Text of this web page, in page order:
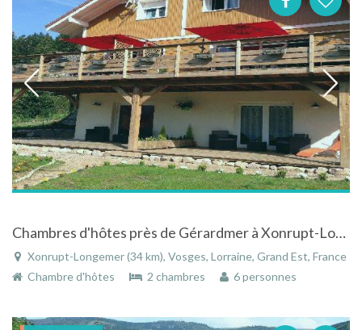
Chambres d'hôtes près de Gérardmer à Xonrupt-Longemer dans les Vosges
Xonrupt-Longemer (34 km), Vosges, Lorraine, Grand Est, France
Chambre d'hôtes
2 chambres 6 personnes